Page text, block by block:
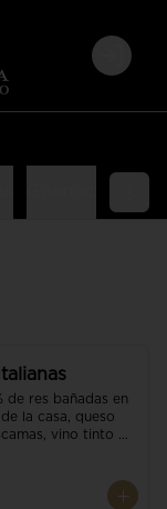
Login
de res bañadas en
la casa, queso
vino tinto y